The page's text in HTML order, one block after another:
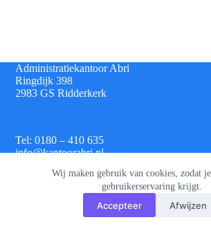
Wij maken gebruik van cookies, zodat je
gebruikerservaring krijgt.
Accepteer Afwijzen
Administratiekantoor Abri
Ringdijk 398
2983 GS Ridderkerk
Tel: 0180 – 410 635
info@kantoorabri.nl
IBAN: NL 08 INGB 0693 4313 42